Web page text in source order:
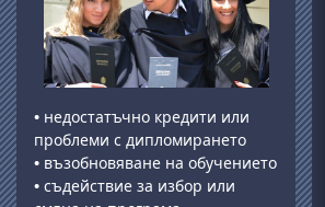
• недостатъчно кредити или
проблеми с дипломирането
• възобновяване на обучението
• съдействие за избор или